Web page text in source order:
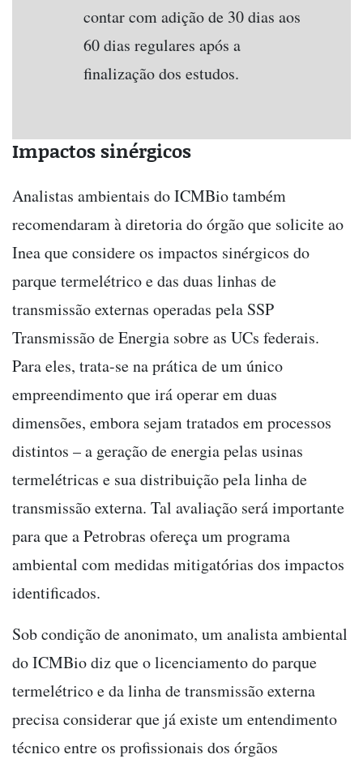
contar com adição de 30 dias aos
60 dias regulares após a
finalização dos estudos.
Impactos sinérgicos
Analistas ambientais do ICMBio também
recomendaram à diretoria do órgão que solicite ao
Inea que considere os impactos sinérgicos do
parque termelétrico e das duas linhas de
transmissão externas operadas pela SSP
Transmissão de Energia sobre as UCs federais.
Para eles, trata-se na prática de um único
empreendimento que irá operar em duas
dimensões, embora sejam tratados em processos
distintos – a geração de energia pelas usinas
termelétricas e sua distribuição pela linha de
transmissão externa. Tal avaliação será importante
para que a Petrobras ofereça um programa
ambiental com medidas mitigatórias dos impactos
identificados.
Sob condição de anonimato, um analista ambiental
do ICMBio diz que o licenciamento do parque
termelétrico e da linha de transmissão externa
precisa considerar que já existe um entendimento
técnico entre os profissionais dos órgãos